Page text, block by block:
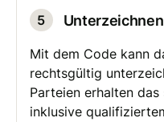
5 Unterzeichnen
Mit dem Code kann
rechtsgültig
Parteien erhalten
inklusive